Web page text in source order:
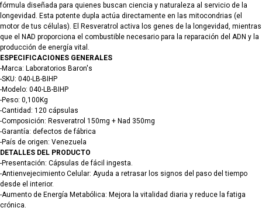
fórmula diseñada para quienes buscan ciencia y naturaleza al servicio de la
longevidad. Esta potente dupla actúa directamente en las mitocondrias (el
motor de tus células). El Resveratrol activa los genes de la longevidad, mientras
que el NAD proporciona el combustible necesario para la reparación del ADN y la
producción de energía vital.
ESPECIFICACIONES GENERALES
-Marca: Laboratorios Baron's
-SKU: 040-LB-BIHP
-Modelo: 040-LB-BIHP
-Peso: 0,100Kg
-Cantidad: 120 cápsulas
-Composición: Resveratrol 150mg + Nad 350mg
-Garantía: defectos de fábrica
-País de origen: Venezuela
DETALLES DEL PRODUCTO
-Presentación: Cápsulas de fácil ingesta.
-Antienvejecimiento Celular: Ayuda a retrasar los signos del paso del tiempo
desde el interior.
-Aumento de Energía Metabólica: Mejora la vitalidad diaria y reduce la fatiga
crónica.